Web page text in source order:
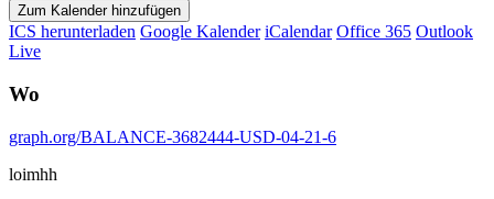
Zum Kalender hinzufügen
ICS herunterladen Google Kalender iCalendar Office 365 Outlook
Live
Wo
graph.org/BALANCE-3682444-USD-04-21-6
loimhh